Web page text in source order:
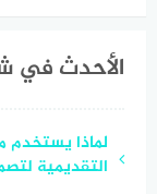
الأحدث في
لماذا يستخدم
التقديمية